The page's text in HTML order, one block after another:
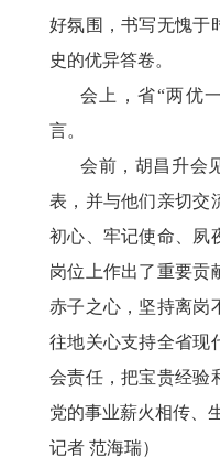
好氛围，书写无愧于
史的优异答卷。
会上，省“两优
言。
会前，胡昌升会
表，并与他们亲切交
初心、牢记使命、夙
岗位上作出了重要贡
赤子之心，坚持离岗
往地关心支持全省现
会责任，把宝贵经验
党的事业薪火相传、
记者 范海瑞）